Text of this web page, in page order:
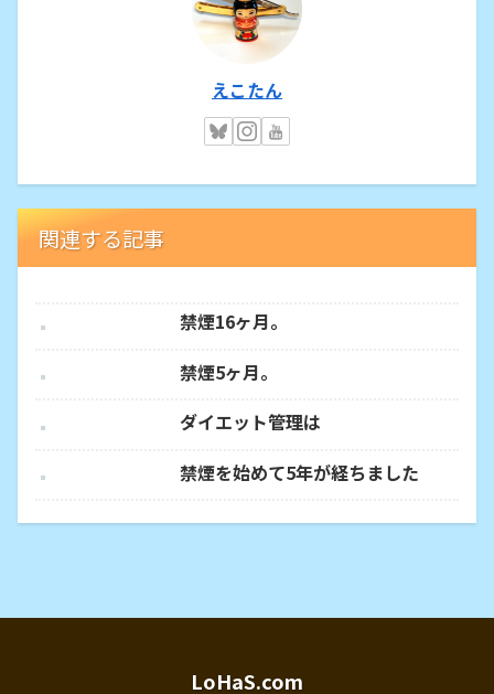
えこたん
関連する記事
禁煙16ヶ月。
禁煙5ヶ月。
ダイエット管理は
禁煙を始めて5年が経ちました
LoHaS.com